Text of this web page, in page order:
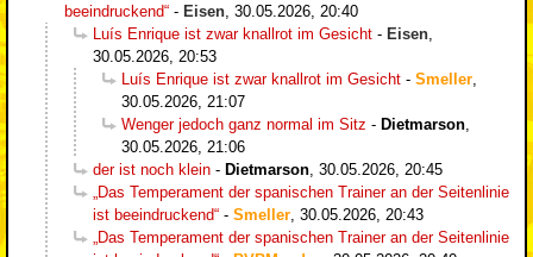
beeindruckend“ - Eisen 30.05.2026, 20:40
Luís Enrique ist zwar knallrot im Gesicht - Eisen
30.05.2026, 20:53
Luís Enrique ist zwar knallrot im Gesicht - Smeller
30.05.2026, 21:07
Wenger jedoch ganz normal im Sitz - Dietmarson
30.05.2026, 21:06
der ist noch klein - Dietmarson 30.05.2026, 20:45
„Das Temperament der spanischen Trainer an der Seitenlinie
ist beeindruckend“ - Smeller 30.05.2026, 20:43
„Das Temperament der spanischen Trainer an der Seitenlinie